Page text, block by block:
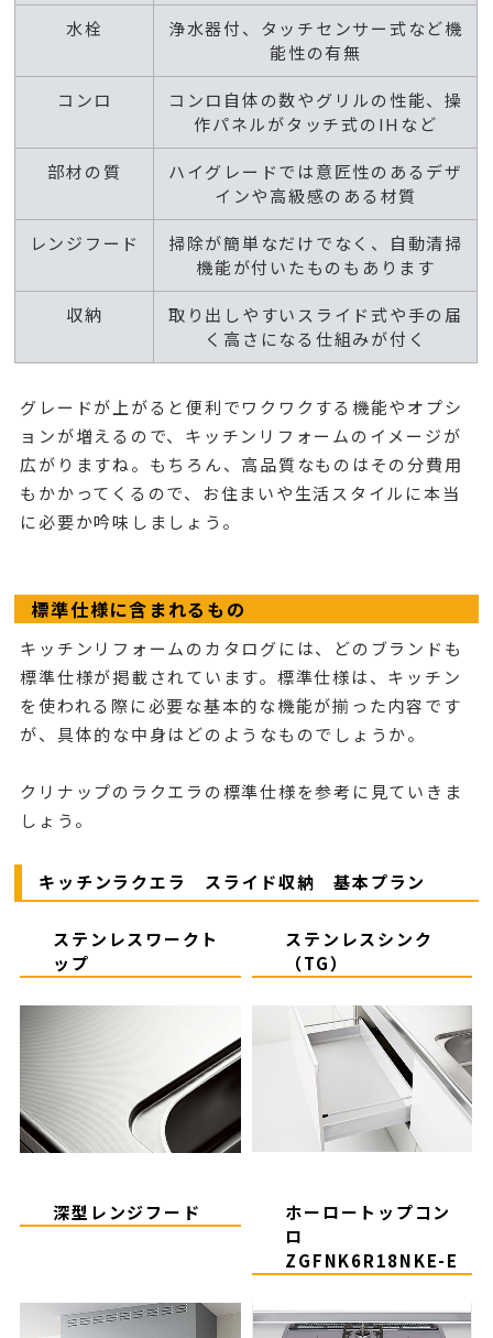
水栓
浄水器付、タッチセンサー式など機
能性の有無
コンロ
コンロ自体の数やグリルの性能、操
作パネルがタッチ式のIHなど
部材の質
ハイグレードでは意匠性のあるデザ
インや高級感のある材質
レンジフード
掃除が簡単なだけでなく、自動清掃
機能が付いたものもあります
収納
取り出しやすいスライド式や手の届
く高さになる仕組みが付く
グレードが上がると便利でワクワクする機能やオプシ
ョンが増えるので、キッチンリフォームのイメージが
広がりますね。もちろん、高品質なものはその分費用
もかかってくるので、お住まいや生活スタイルに本当
に必要か吟味しましょう。
標準仕様に含まれるもの
キッチンリフォームのカタログには、どのブランドも
標準仕様が掲載されています。標準仕様は、キッチン
を使われる際に必要な基本的な機能が揃った内容です
が、具体的な中身はどのようなものでしょうか。
クリナップのラクエラの標準仕様を参考に見ていきま
しょう。
キッチンラクエラ スライド収納 基本プラン
ステンレスワークト
ップ
ステンレスシンク
（TG）
深型レンジフード
ホーロートップコン
ロ
ZGFNK6R18NKE-E